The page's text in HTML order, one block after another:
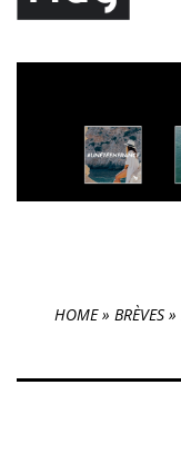
HOME» BRÈVES»